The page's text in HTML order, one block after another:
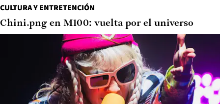
CULTURA Y ENTRETENCIÓN
Chini.png en M100: vuelta por el universo